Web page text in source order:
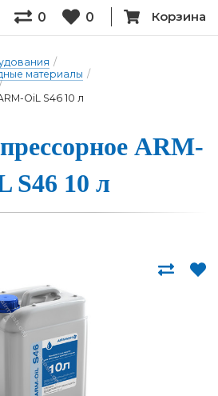
0 0 Корзина
/
материалы /
OiL S46 10 л
ARM-
S46 10 л